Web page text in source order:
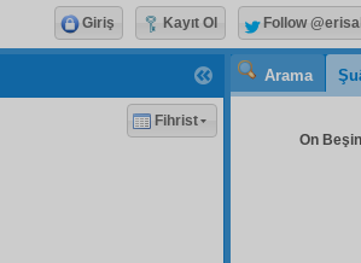
Arama
On
Fihrist
Giriş Kayıt Ol Follow